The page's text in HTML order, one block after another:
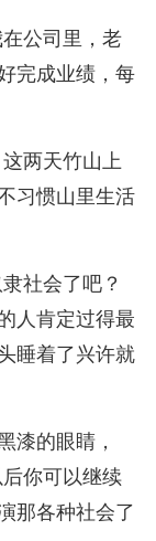
公司里，老
完成业绩，每
两天竹山上
习惯山里生活
社会了吧？
人肯定过得最
睡着了兴许就
漆的眼睛，
你可以继续
那各种社会了